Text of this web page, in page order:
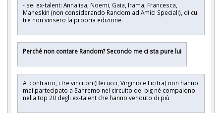
- sei ex-talent: Annalisa, Noemi, Gaia, Irama, Francesca,
Maneskin (non considerando Random ad Amici Speciali), di cui
tre non vinsero la propria edizione.
Perché non contare Random? Secondo me ci sta pure lui
Al contrario, i tre vincitori (Becucci, Virginio e Licitra) non hanno
mai partecipato a Sanremo nel circuito dei big né compaiono
nella top 20 degli ex-talent che hanno venduto di più